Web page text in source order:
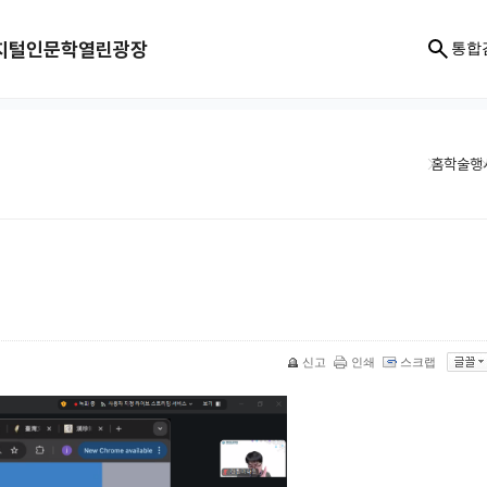
털인문학열린광장 통합
홈학술행
신고 인쇄 스크랩